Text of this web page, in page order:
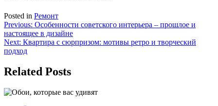
Posted in Ремонт
Навигация
по
записям
Previous: Особенности советского интерьера – прошлое и
настоящее в дизайне
Next: Квартира с сюрпризом: мотивы ретро и творческий
подход
Related Posts